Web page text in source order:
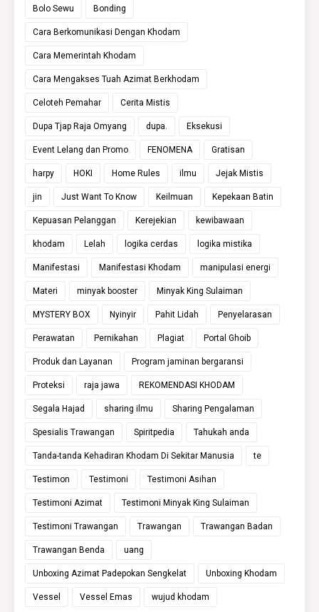
Bolo Sewu Bonding
Cara Berkomunikasi Dengan Khodam
Cara Memerintah Khodam
Cara Mengakses Tuah Azimat Berkhodam
Celoteh Pemahar Cerita Mistis
Dupa Tjap Raja Omyang dupa. Eksekusi
Event Lelang dan Promo FENOMENA Gratisan
harpy HOKI Home Rules ilmu Jejak Mistis
jin Just Want To Know Keilmuan Kepekaan Batin
Kepuasan Pelanggan Kerejekian kewibawaan
khodam Lelah logika cerdas logika mistika
Manifestasi Manifestasi Khodam manipulasi energi
Materi minyak booster Minyak King Sulaiman
MYSTERY BOX Nyinyir Pahit Lidah Penyelarasan
Perawatan Pernikahan Plagiat Portal Ghoib
Produk dan Layanan Program jaminan bergaransi
Proteksi raja jawa REKOMENDASI KHODAM
Segala Hajad sharing ilmu Sharing Pengalaman
Spesialis Trawangan Spiritpedia Tahukah anda
Tanda-tanda Kehadiran Khodam Di Sekitar Manusia te
Testimon Testimoni Testimoni Asihan
Testimoni Azimat Testimoni Minyak King Sulaiman
Testimoni Trawangan Trawangan Trawangan Badan
Trawangan Benda uang
Unboxing Azimat Padepokan Sengkelat Unboxing Khodam
Vessel Vessel Emas wujud khodam